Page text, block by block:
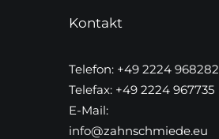
Kontakt
Telefon: +49 2224 968282
Telefax: +49 2224 967735
E-Mail:
info@zahnschmiede.eu